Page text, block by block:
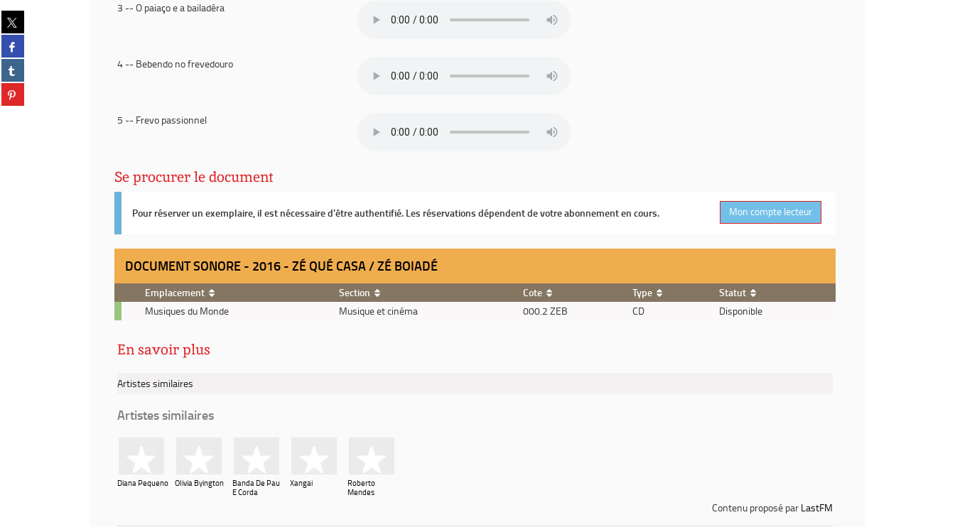
Partager
sur
twitter
(Nouvelle
fenêtre)
Partager
sur
facebook
(Nouvelle
fenêtre)
Partager
sur
tumblr
(Nouvelle
Partager
sur
3 -- O paiaço e a bailadêra
4 -- Bebendo no frevedouro
5 -- Frevo passionnel
Se procurer le document
Pour réserver un exemplaire, il est nécessaire d'être authentifié. Les réservations dépendent de votre abonnement en cours. Mon compte lecteur
DOCUMENT SONORE - 2016 - ZÉ QUÉ CASA / ZÉ BOIADÉ
Document
sonore
2016
Zé
casa
/
Emplacement Section Cote Type
Statut
Musiques du Monde
Musique et cinéma 000.2 ZEB CD Disponible
En savoir plus
Artistes similaires
Artistes similaires
Diana Pequeno Olivia Byington
Banda De Pau
E Corda
Xangai
Roberto
Mendes
Contenu proposé par LastFM